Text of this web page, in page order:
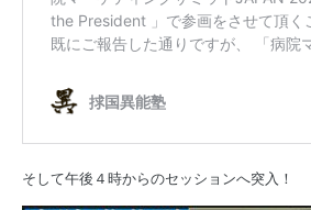
そして午後４時からのセッションへ突入！